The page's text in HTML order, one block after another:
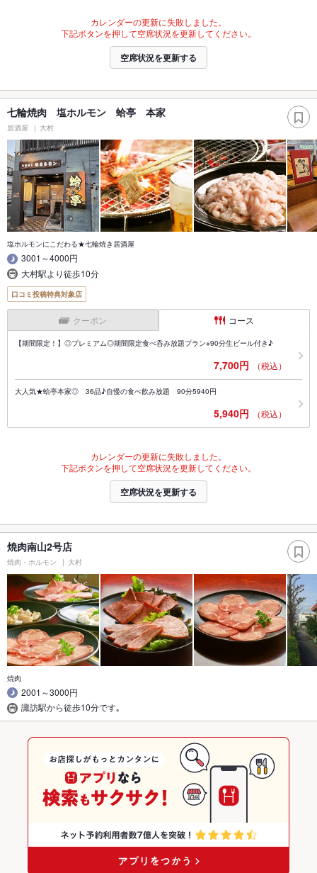
カレンダーの更新に失敗しました。
下記ボタンを押して空席状況を更新してください。
空席状況を更新する
七輪焼肉 塩ホルモン 蛤亭 本家
居酒屋 大村
塩ホルモンにこだわる★七輪焼き居酒屋
3001～4000円
大村駅より徒歩10分
口コミ投稿特典対象店
クーポン コース
【期間限定！】◎プレミアム◎期間限定食べ呑み放題プラン※90分生ビール付き♪
7,700円 （税込）
大人気★蛤亭本家◎ 36品♪自慢の食べ飲み放題 90分5940円
5,940円 （税込）
カレンダーの更新に失敗しました。
下記ボタンを押して空席状況を更新してください。
空席状況を更新する
焼肉南山2号店
焼肉・ホルモン 大村
焼肉
2001～3000円
諏訪駅から徒歩10分です｡